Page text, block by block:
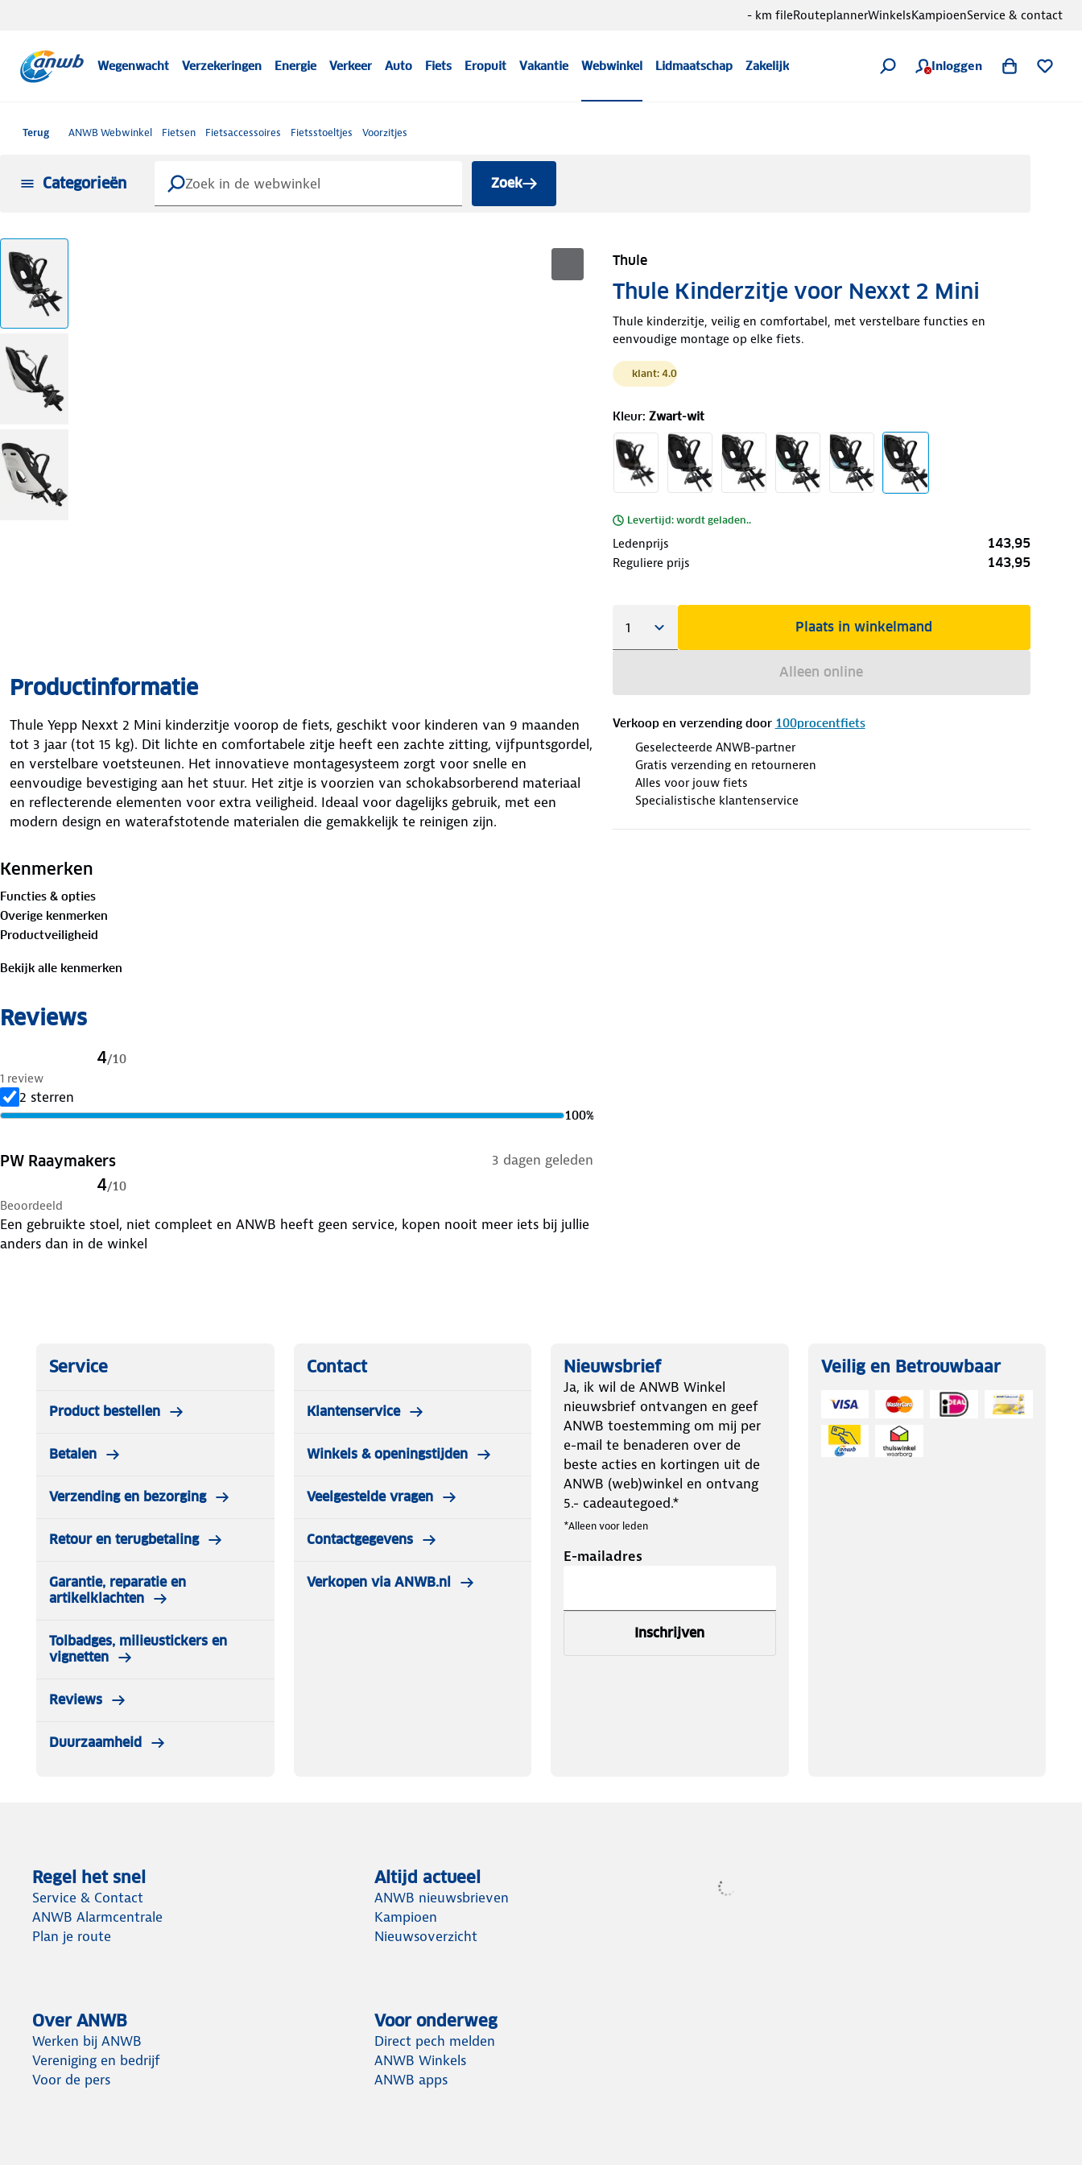
Wegenwacht Verzekeringen Energie Verkeer Auto Fiets Eropuit Vakantie Webwinkel Lidmaatschap Zakelijk Inloggen
- km fileRouteplannerWinkelsKampioenService & contact
Terug ANWB Webwinkel Fietsen Fietsaccessoires Fietsstoeltjes Voorzitjes
Categorieën Zoek
Thule
Thule Kinderzitje voor Nexxt 2 Mini
Thule kinderzitje, veilig en comfortabel, met verstelbare functies en
eenvoudige montage op elke fiets.
klant: 4.0
Kleur: Zwart-wit
Levertijd: wordt geladen..
Ledenprijs 143,95
Reguliere prijs 143,95
Plaats in winkelmand
Alleen online
Verkoop en verzending door 100procentfiets
Geselecteerde ANWB-partner
Gratis verzending en retourneren
Alles voor jouw fiets
Specialistische klantenservice
Productinformatie
Thule Yepp Nexxt 2 Mini kinderzitje voorop de fiets, geschikt voor kinderen van 9 maanden
tot 3 jaar (tot 15 kg). Dit lichte en comfortabele zitje heeft een zachte zitting, vijfpuntsgordel,
en verstelbare voetsteunen. Het innovatieve montagesysteem zorgt voor snelle en
eenvoudige bevestiging aan het stuur. Het zitje is voorzien van schokabsorberend materiaal
en reflecterende elementen voor extra veiligheid. Ideaal voor dagelijks gebruik, met een
modern design en waterafstotende materialen die gemakkelijk te reinigen zijn.
Kenmerken
Functies & opties
Overige kenmerken
Productveiligheid
Bekijk alle kenmerken
Reviews
4/10
1 review
2 sterren
100%
PW Raaymakers 3 dagen geleden
4/10
Beoordeeld
Een gebruikte stoel, niet compleet en ANWB heeft geen service, kopen nooit meer iets bij jullie
anders dan in de winkel
Service
Product bestellen
Betalen
Verzending en bezorging
Retour en terugbetaling
Garantie, reparatie en
artikelklachten
Tolbadges, milieustickers en
vignetten
Reviews
Duurzaamheid
Contact
Klantenservice
Winkels & openingstijden
Veelgestelde vragen
Contactgegevens
Verkopen via ANWB.nl
Nieuwsbrief
Ja, ik wil de ANWB Winkel
nieuwsbrief ontvangen en geef
ANWB toestemming om mij per
e-mail te benaderen over de
beste acties en kortingen uit de
ANWB (web)winkel en ontvang
5.- cadeautegoed.*
*Alleen voor leden
E-mailadres
Inschrijven
Veilig en Betrouwbaar
Regel het snel
Service & Contact
ANWB Alarmcentrale
Plan je route
Altijd actueel
ANWB nieuwsbrieven
Kampioen
Nieuwsoverzicht
Over ANWB
Werken bij ANWB
Vereniging en bedrijf
Voor de pers
Voor onderweg
Direct pech melden
ANWB Winkels
ANWB apps